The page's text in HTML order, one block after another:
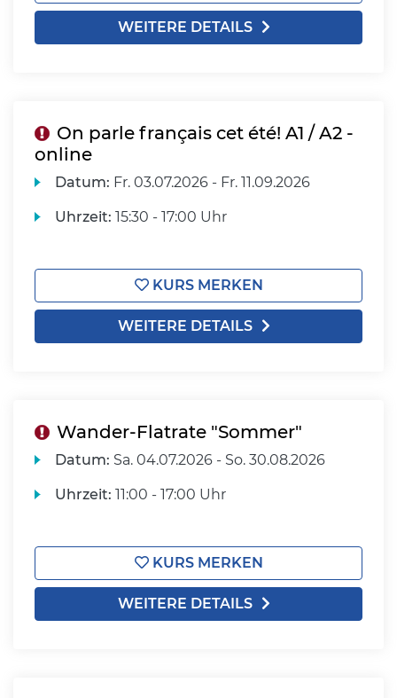
WEITERE DETAILS
On parle français cet été! A1 / A2 -
online
Datum: Fr. 03.07.2026 - Fr. 11.09.2026
Uhrzeit: 15:30 - 17:00 Uhr
KURS MERKEN
WEITERE DETAILS
Wander-Flatrate "Sommer"
Datum: Sa. 04.07.2026 - So. 30.08.2026
Uhrzeit: 11:00 - 17:00 Uhr
KURS MERKEN
WEITERE DETAILS